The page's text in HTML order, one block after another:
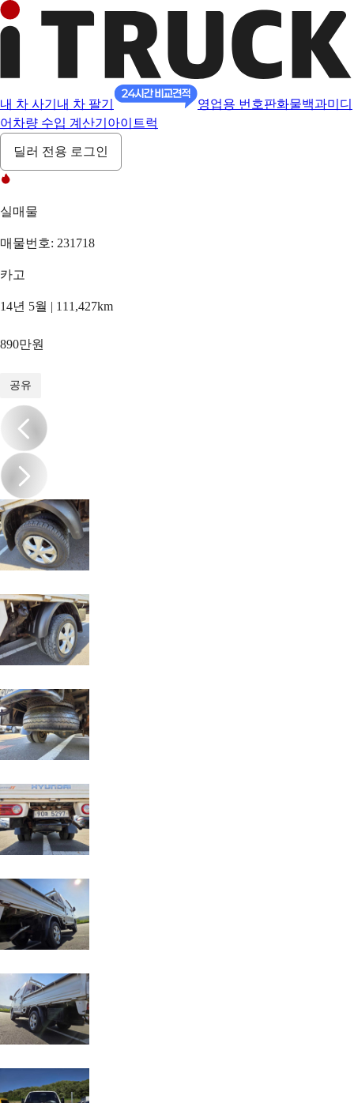
내 차 사기 내 차 팔기 영업용 번호판화물백과미디
어 차량 수입 계산기 아이트럭
딜러 전용 로그인
실매물
매물번호: 231718
카고
14년 5월 | 111,427km
890만원
공유
/20